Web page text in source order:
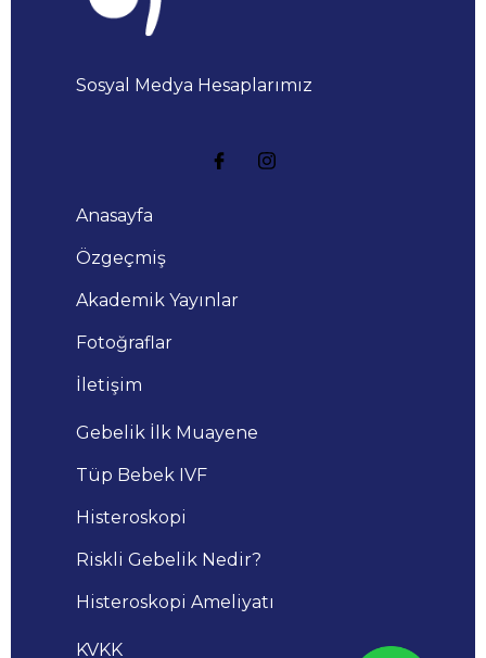
Sosyal Medya Hesaplarımız
Anasayfa
Özgeçmiş
Akademik Yayınlar
Fotoğraflar
İletişim
Gebelik İlk Muayene
Tüp Bebek IVF
Histeroskopi
Riskli Gebelik Nedir?
Histeroskopi Ameliyatı
KVKK